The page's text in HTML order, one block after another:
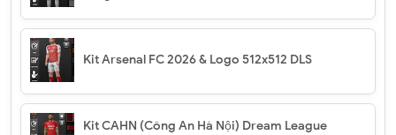
Kit Arsenal FC 2026 & Logo 512x512 DLS
Kit CAHN (Công An Hà Nội) Dream League